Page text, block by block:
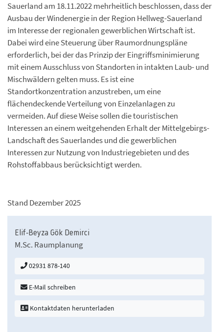
Sauerland am 18.11.2022 mehrheitlich beschlossen, dass der
Ausbau der Windenergie in der Region Hellweg-Sauerland
im Interesse der regionalen gewerblichen Wirtschaft ist.
Dabei wird eine Steuerung über Raumordnungspläne
erforderlich, bei der das Prinzip der Eingriffsminimierung
mit einem Ausschluss von Standorten in intakten Laub- und
Mischwäldern gelten muss. Es ist eine
Standortkonzentration anzustreben, um eine
flächendeckende Verteilung von Einzelanlagen zu
vermeiden. Auf diese Weise sollen die touristischen
Interessen an einem weitgehenden Erhalt der Mittelgebirgs-
Landschaft des Sauerlandes und die gewerblichen
Interessen zur Nutzung von Industriegebieten und des
Rohstoffabbaus berücksichtigt werden.
Stand Dezember 2025
Elif-Beyza Gök Demirci
M.Sc. Raumplanung
02931 878-140
E-Mail schreiben
Kontaktdaten herunterladen